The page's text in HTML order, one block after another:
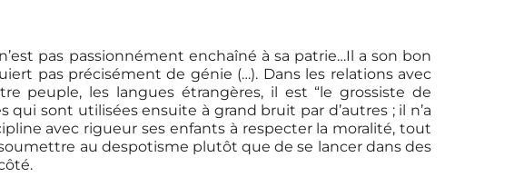
pas passionnément enchaîné à sa patrie…Il a son bon
pas précisément de génie (…). Dans les relations avec
peuple, les langues étrangères, il est “le grossiste de
sont utilisées ensuite à grand bruit par d’autres ; il n’a
avec rigueur ses enfants à respecter la moralité, tout
au despotisme plutôt que de se lancer dans des